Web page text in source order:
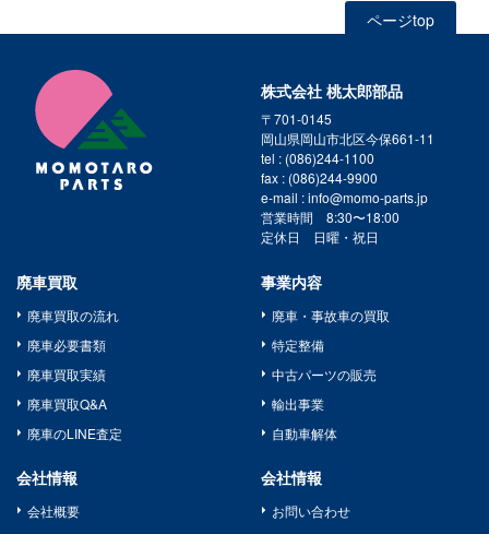
ページtop
株式会社 桃太郎部品
〒701-0145
岡山県岡山市北区今保661-11
tel : (086)244-1100
fax : (086)244-9900
e-mail : info@momo-parts.jp
営業時間 8:30〜18:00
定休日 日曜・祝日
廃車買取
廃車買取の流れ
廃車必要書類
廃車買取実績
廃車買取Q&A
廃車のLINE査定
事業内容
廃車・事故車の買取
特定整備
中古パーツの販売
輸出事業
自動車解体
会社情報
会社概要
会社情報
お問い合わせ